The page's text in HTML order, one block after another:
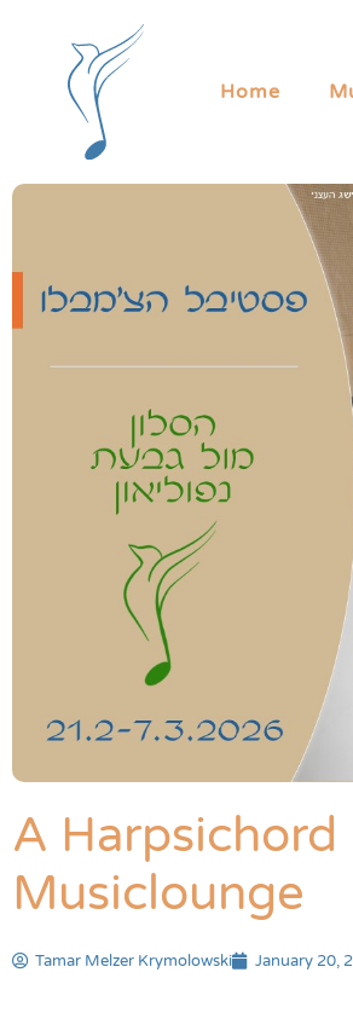
Home
A Harpsichord
Musiclounge
Tamar Melzer Krymolowski January 20,